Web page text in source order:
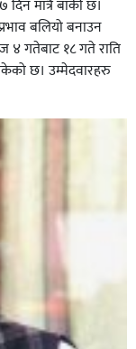
मात्रै बाकी छ।
बलियो बनाउन
गतेबाट १८ गते राति
छ। उम्मेदवारहरु